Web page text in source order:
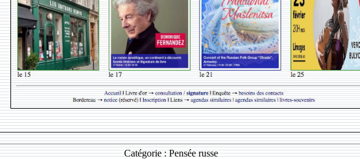
Catégorie : Pensée russe